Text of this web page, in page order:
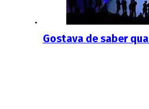
Gostava de saber